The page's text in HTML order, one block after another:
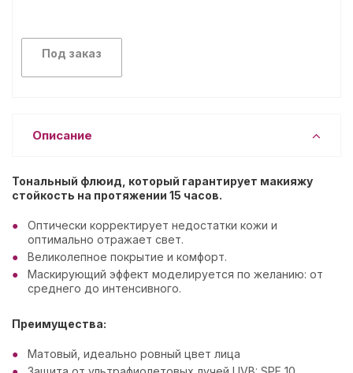
Под заказ
Описание
Тональный флюид, который гарантирует макияжу
стойкость на протяжении 15 часов.
Оптически корректирует недостатки кожи и
оптимально отражает свет.
Великолепное покрытие и комфорт.
Маскирующий эффект моделируется по желанию: от
среднего до интенсивного.
Преимущества:
Матовый, идеально ровный цвет лица